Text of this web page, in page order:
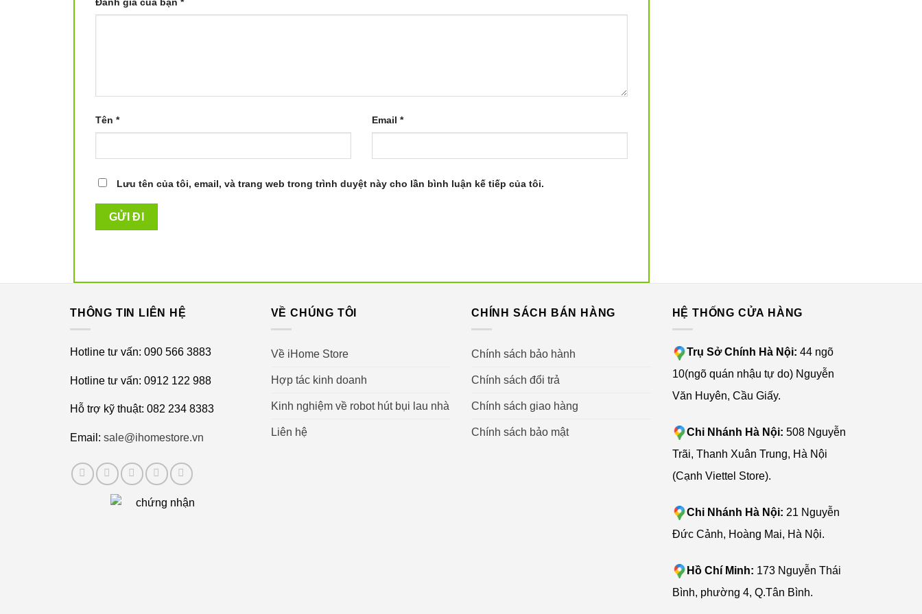
Tên * Email *
Lưu tên của tôi, email, và trang web trong trình duyệt này cho lần bình luận kế tiếp của tôi.
THÔNG TIN LIÊN HỆ
Hotline tư vấn: 090 566 3883
Hotline tư vấn: 0912 122 988
Hỗ trợ kỹ thuật: 082 234 8383
Email: sale@ihomestore.vn
VỀ CHÚNG TÔI
Về iHome Store
Hợp tác kinh doanh
Kinh nghiệm về robot hút bụi lau nhà
Liên hệ
CHÍNH SÁCH BÁN HÀNG
Chính sách bảo hành
Chính sách đổi trả
Chính sách giao hàng
Chính sách bảo mật
HỆ THỐNG CỬA HÀNG
Trụ Sở Chính Hà Nội: 44 ngõ
10(ngõ quán nhậu tự do) Nguyễn
Văn Huyên, Cầu Giấy.
Chi Nhánh Hà Nội: 508 Nguyễn
Trãi, Thanh Xuân Trung, Hà Nội
(Cạnh Viettel Store).
Chi Nhánh Hà Nội: 21 Nguyễn
Đức Cảnh, Hoàng Mai, Hà Nội.
Hồ Chí Minh: 173 Nguyễn Thái
Bình, phường 4, Q.Tân Bình.